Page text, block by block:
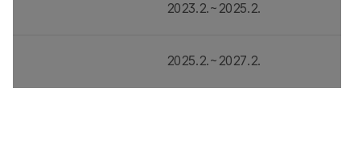
2023.2.~2025.2.
2025.2.~2027.2.